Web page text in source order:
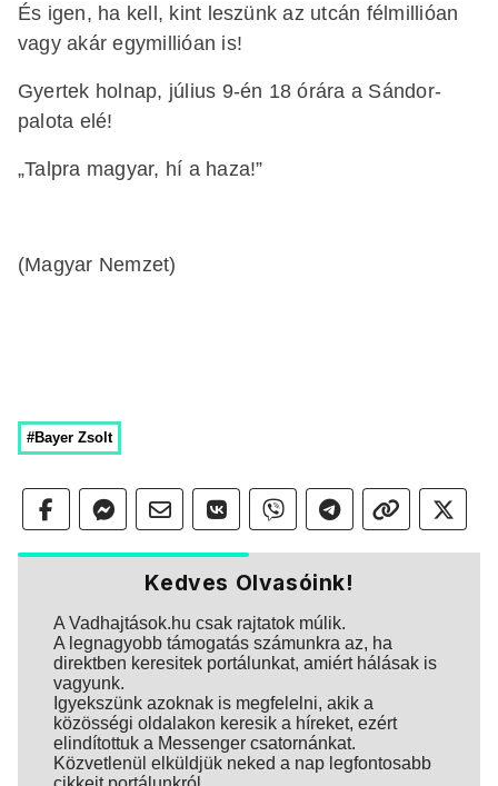
És igen, ha kell, kint leszünk az utcán félmillióan
vagy akár egymillióan is!
Gyertek holnap, július 9-én 18 órára a Sándor-
palota elé!
„Talpra magyar, hí a haza!”
(Magyar Nemzet)
#Bayer Zsolt
Kedves Olvasóink!
A Vadhajtások.hu csak rajtatok múlik.
A legnagyobb támogatás számunkra az, ha
direktben keresitek portálunkat, amiért hálásak is
vagyunk.
Igyekszünk azoknak is megfelelni, akik a
közösségi oldalakon keresik a híreket, ezért
elindítottuk a Messenger csatornánkat.
Közvetlenül elküldjük neked a nap legfontosabb